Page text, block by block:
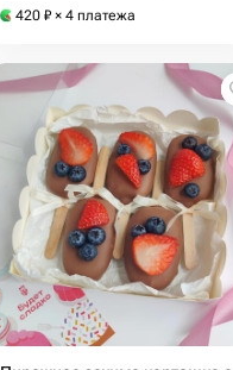
420 ₽ × 4 платежа